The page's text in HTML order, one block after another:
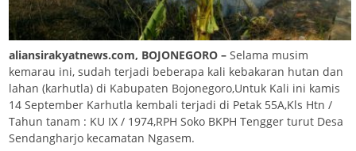
aliansirakyatnews.com, BOJONEGORO – Selama musim
kemarau ini, sudah terjadi beberapa kali kebakaran hutan dan
lahan (karhutla) di Kabupaten Bojonegoro,Untuk Kali ini kamis
14 September Karhutla kembali terjadi di Petak 55A,Kls Htn /
Tahun tanam : KU IX / 1974,RPH Soko BKPH Tengger turut Desa
Sendangharjo kecamatan Ngasem.